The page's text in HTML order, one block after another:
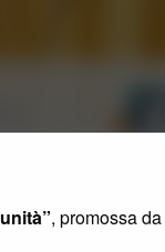
, promossa da